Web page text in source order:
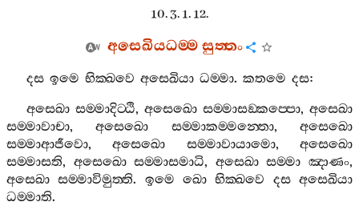
10. 3. 1. 12.
අසෙඛියධම‍්මසුත‍්තං
දස ඉමෙ භික‍්ඛවෙ අසෙඛියා ධම‍්මා. කතමෙ දස:
අසෙඛා සම‍්මාදිට‍්ඨි, අසෙඛො සම‍්මාසඞ‍්කප‍්පො, අසෙඛා
සම‍්මාවාචා,අසෙඛො සම‍්මාකම‍්මන‍්තො,අසෙඛො
සම‍්මාආජීවො,අසෙඛො සම‍්මාවායාමො,අසෙඛො
සම‍්මාසති, අසෙඛො සම‍්මාසමාධි, අසෙඛා සම‍්මා ඤාණං,
අසෙඛා සම‍්මාවිමුත‍්ති. ඉමෙ ඛො භික‍්ඛවෙ දස අසෙඛියා
ධම‍්මාති.